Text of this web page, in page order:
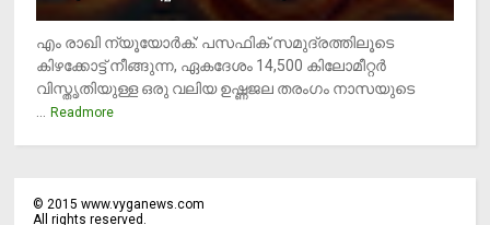
എം രാഖി ന്യൂയോര്‍ക്: പസഫിക് സമുദ്രത്തിലൂടെ
കിഴക്കോട്ട് നീങ്ങുന്ന, ഏകദേശം 14,500 കിലോമീറ്റര്‍
വിസ്തൃതിയുള്ള ഒരു വലിയ ഉഷ്ണജല തരംഗം നാസയുടെ
Readmore
© 2015 www.vyganews.com
All rights reserved.